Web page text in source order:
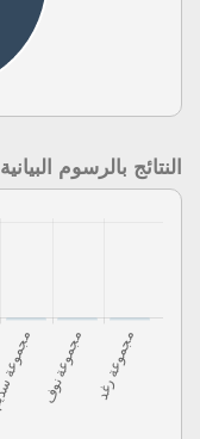
النتائج بالرسوم البيانية